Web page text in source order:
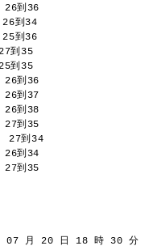
26到36
26到34
25到36
27到35
25到35
26到36
26到37
26到38
27到35
27到34
26到34
27到35
07 月 20 日 18 時 30 分